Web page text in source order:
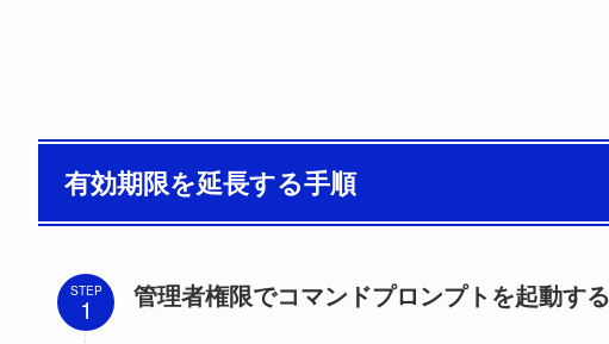
有効期限を延長する手順
STEP 管理者権限でコマンドプロンプトを起動する